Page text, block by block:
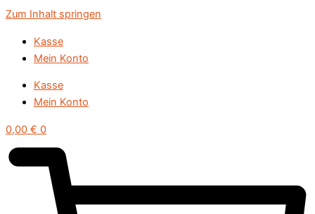
Zum Inhalt springen
Kasse
Mein Konto
Kasse
Mein Konto
0,00 € 0